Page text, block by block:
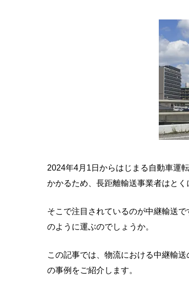
2024年4月1日からはじまる自動車運
かかるため、長距離輸送事業者はとく
そこで注目されているのが中継輸送
のように運ぶのでしょうか。
この記事では、物流における中継輸
の事例をご紹介します。